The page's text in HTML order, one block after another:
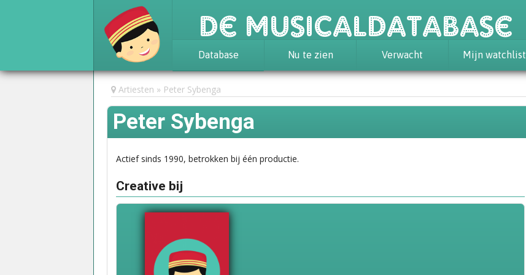
De Musicaldatabase
Database
Achtergrond
Awards
Statistieken
Nu te zien Verwacht Mijn watchlist
Artiesten Peter Sybenga
Peter Sybenga
Actief sinds 1990, betrokken bij één productie.
Creative bij